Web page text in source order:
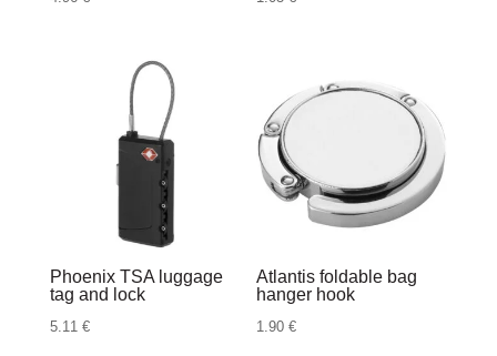
Phoenix TSA luggage
tag and lock
5.11 €
Atlantis foldable bag
hanger hook
1.90€